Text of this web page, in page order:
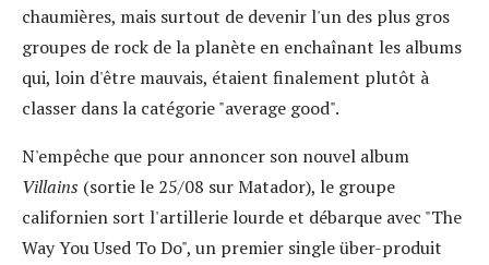
chaumières, mais surtout de devenir l'un des plus gros
groupes de rock de la planète en enchaînant les albums
qui, loin d'être mauvais, étaient finalement plutôt à
classer dans la catégorie "average good".
N'empêche que pour annoncer son nouvel album
Villains (sortie le 25/08 sur Matador), le groupe
californien sort l'artillerie lourde et débarque avec "The
Way You Used To Do", un premier single über-produit